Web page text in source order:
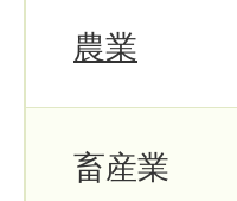
農業
畜産業